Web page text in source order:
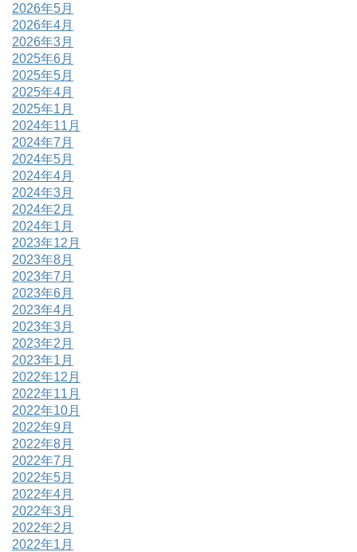
2026年5月
2026年4月
2026年3月
2025年6月
2025年5月
2025年4月
2025年1月
2024年11月
2024年7月
2024年5月
2024年4月
2024年3月
2024年2月
2024年1月
2023年12月
2023年8月
2023年7月
2023年6月
2023年4月
2023年3月
2023年2月
2023年1月
2022年12月
2022年11月
2022年10月
2022年9月
2022年8月
2022年7月
2022年5月
2022年4月
2022年3月
2022年2月
2022年1月